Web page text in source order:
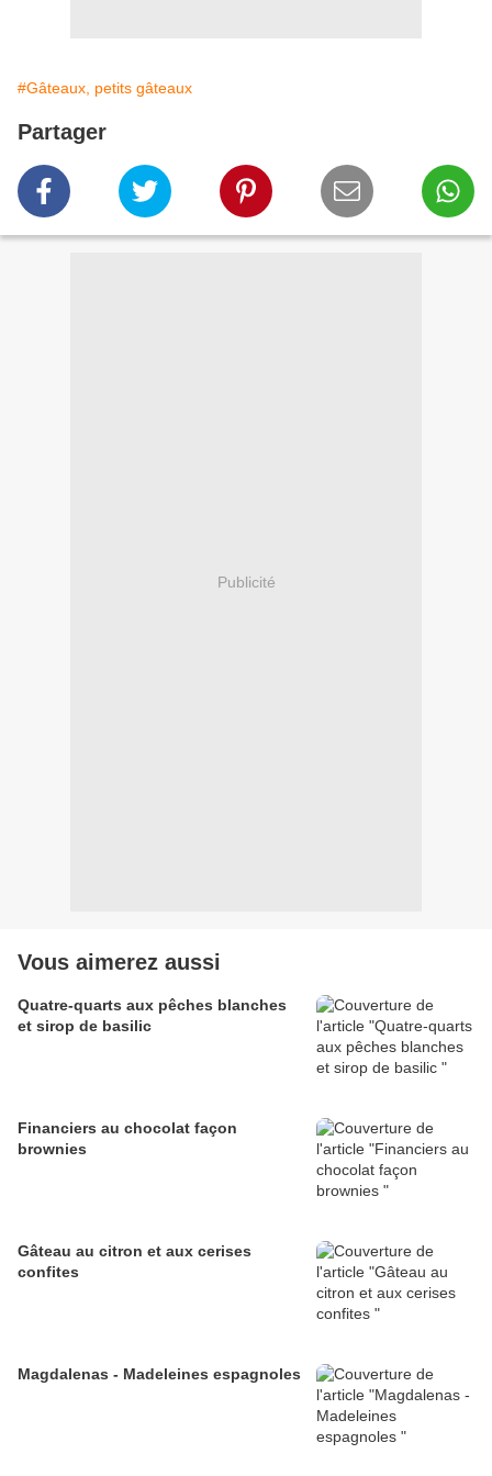
#Gâteaux, petits gâteaux
Partager
Publicité
Vous aimerez aussi
Quatre-quarts aux pêches blanches
et sirop de basilic
Financiers au chocolat façon
brownies
Gâteau au citron et aux cerises
confites
Magdalenas - Madeleines espagnoles